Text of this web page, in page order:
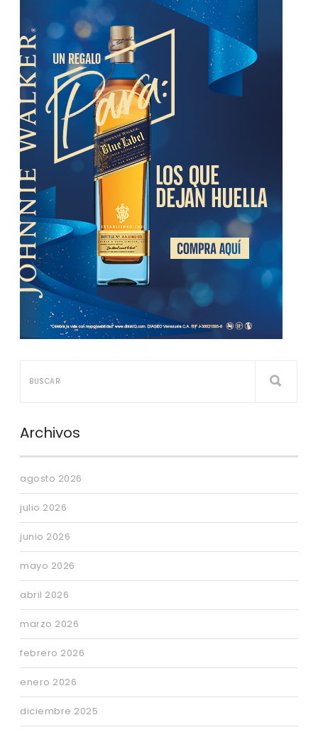
Archivos
agosto 2026
julio 2026
junio 2026
mayo 2026
abril 2026
marzo 2026
febrero 2026
enero 2026
diciembre 2025